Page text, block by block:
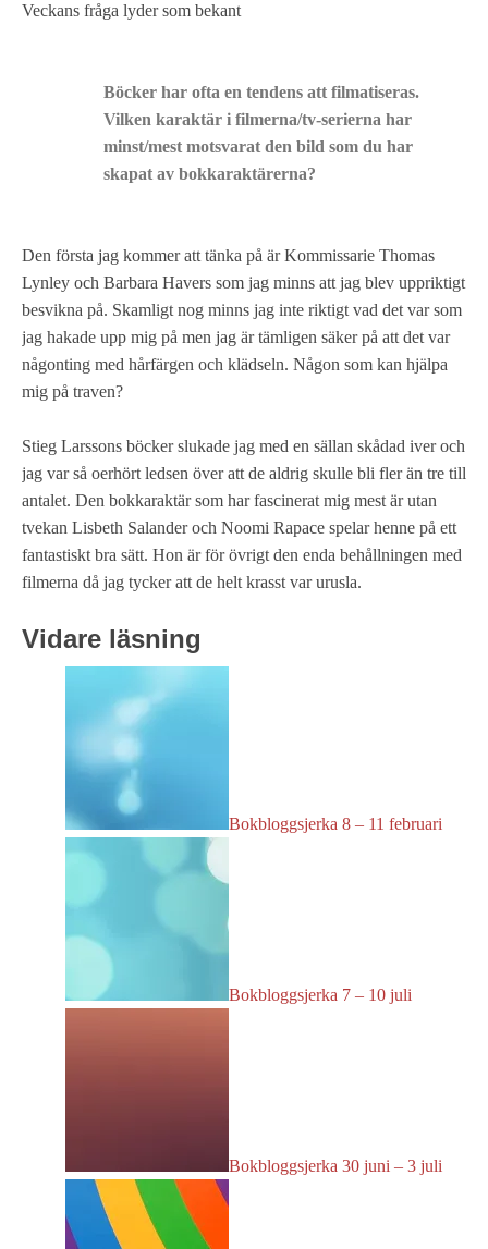
Veckans fråga lyder som bekant
Böcker har ofta en tendens att filmatiseras.
Vilken karaktär i filmerna/tv-serierna har
minst/mest motsvarat den bild som du har
skapat av bokkaraktärerna?
Den första jag kommer att tänka på är Kommissarie Thomas
Lynley och Barbara Havers som jag minns att jag blev uppriktigt
besvikna på. Skamligt nog minns jag inte riktigt vad det var som
jag hakade upp mig på men jag är tämligen säker på att det var
någonting med hårfärgen och klädseln. Någon som kan hjälpa
mig på traven?
Stieg Larssons böcker slukade jag med en sällan skådad iver och
jag var så oerhört ledsen över att de aldrig skulle bli fler än tre till
antalet. Den bokkaraktär som har fascinerat mig mest är utan
tvekan Lisbeth Salander och Noomi Rapace spelar henne på ett
fantastiskt bra sätt. Hon är för övrigt den enda behållningen med
filmerna då jag tycker att de helt krasst var urusla.
Vidare läsning
Bokbloggsjerka 8 – 11 februari
Bokbloggsjerka 7 – 10 juli
Bokbloggsjerka 30 juni – 3 juli